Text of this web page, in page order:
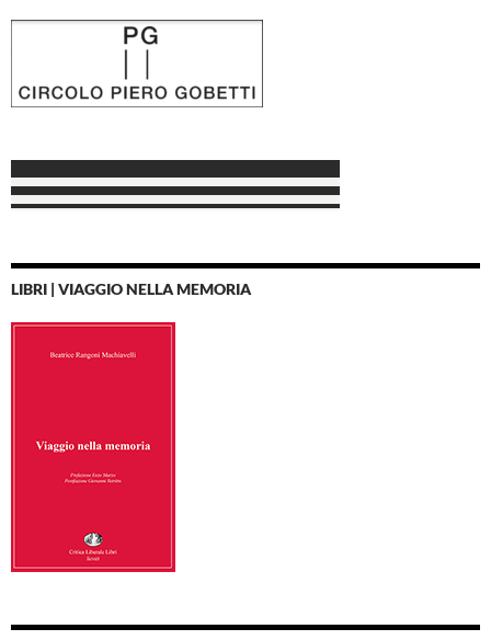
LIBRI | VIAGGIO NELLA MEMORIA